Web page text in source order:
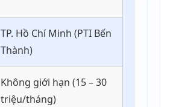
TP. Hồ Chí Minh (PTI Bến
Thành)
Không giới hạn (15 – 30
triệu/tháng)